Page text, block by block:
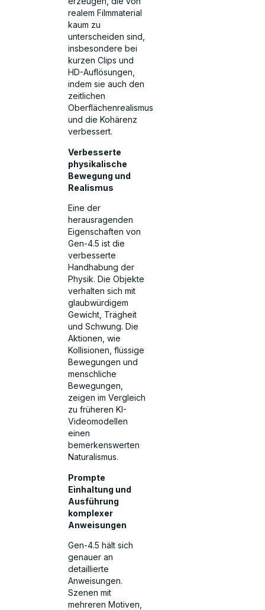
realem Filmmaterial
kaum zu
unterscheiden sind,
insbesondere bei
kurzen Clips und
HD-Auflösungen,
indem sie auch den
zeitlichen
Oberflächenrealismus
und die Kohärenz
verbessert.
Verbesserte
physikalische
Bewegung und
Realismus
Eine der
herausragenden
Eigenschaften von
Gen-4.5 ist die
verbesserte
Handhabung der
Physik. Die Objekte
verhalten sich mit
glaubwürdigem
Gewicht, Trägheit
und Schwung. Die
Aktionen, wie
Kollisionen, flüssige
Bewegungen und
menschliche
Bewegungen,
zeigen im Vergleich
zu früheren KI-
Videomodellen
einen
bemerkenswerten
Naturalismus.
Prompte
Einhaltung und
Ausführung
komplexer
Anweisungen
Gen-4.5 hält sich
genauer an
detaillierte
Anweisungen.
Szenen mit
mehreren Motiven,